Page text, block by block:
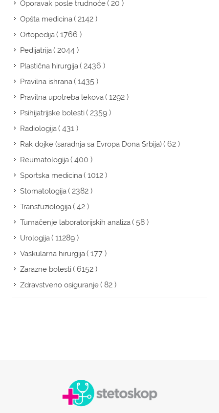
Oporavak posle trudnoće( 20 )
Opšta medicina( 2142 )
Ortopedija( 1766 )
Pedijatrija( 2044 )
Plastična hirurgija( 2436 )
Pravilna ishrana( 1435 )
Pravilna upotreba lekova( 1292 )
Psihijatrijske bolesti( 2359 )
Radiologija( 431 )
Rak dojke (saradnja sa Evropa Dona Srbija)( 62 )
Reumatologija( 400 )
Sportska medicina( 1012 )
Stomatologija( 2382 )
Transfuziologija( 42 )
Tumačenje laboratorijskih analiza( 58 )
Urologija( 11289 )
Vaskularna hirurgija( 177 )
Zarazne bolesti( 6152 )
Zdravstveno osiguranje( 82 )